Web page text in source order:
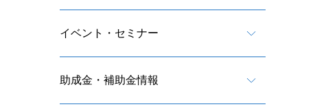
イベント・セミナー
助成金・補助金情報